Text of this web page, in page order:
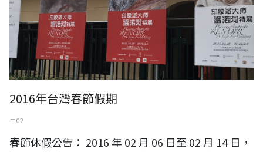
2016年台灣春節假期
二 02
春節休假公告： 2016 年 02 月 06 日至 02 月 14 日，